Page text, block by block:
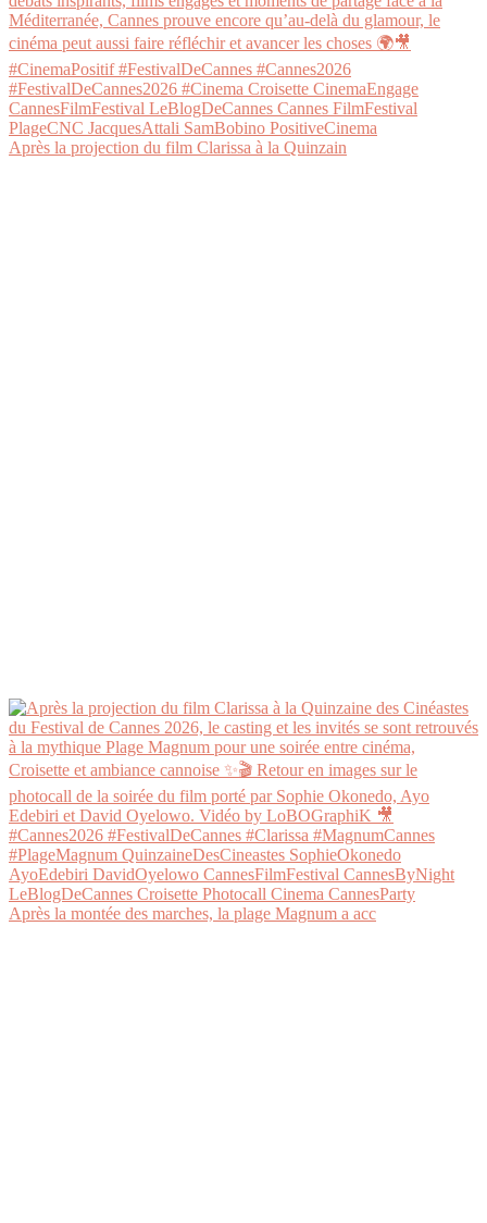
Après la projection du film Clarissa à la Quinzain
Après la montée des marches, la plage Magnum a acc